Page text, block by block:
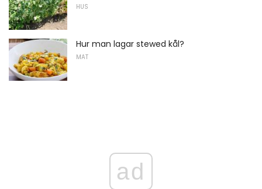
HUS
Hur man lagar stewed kål?
MAT
ad